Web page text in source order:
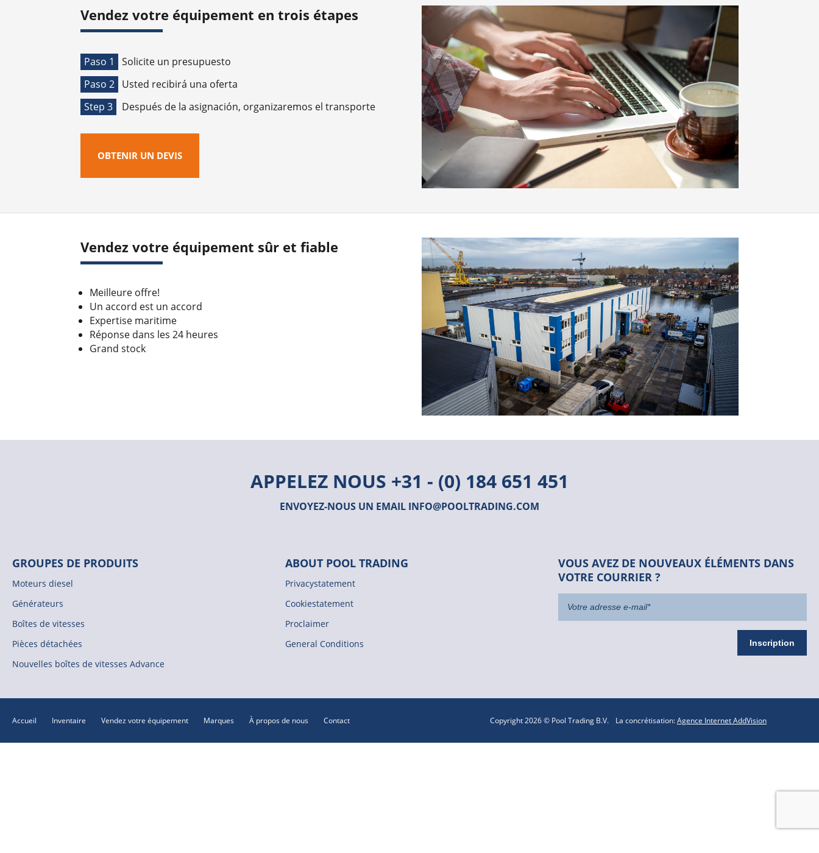
Vendez votre équipement en trois étapes
Paso 1
Solicite un presupuesto
Paso 2 Usted recibirá una oferta
Step 3
Después de la asignación, organizaremos el transporte
OBTENIR UN DEVIS
Vendez votre équipement sûr et fiable
Meilleure offre!
Un accord est un accord
Expertise maritime
Réponse dans les 24 heures
Grand stock
APPELEZ NOUS +31 - (0) 184 651 451
ENVOYEZ-NOUS UN EMAIL INFO@POOLTRADING.COM
GROUPES DE PRODUITS
Moteurs diesel
Générateurs
Boîtes de vitesses
Pièces détachées
Nouvelles boîtes de vitesses Advance
ABOUT POOL TRADING
Privacystatement
Cookiestatement
Proclaimer
General Conditions
VOUS AVEZ DE NOUVEAUX ÉLÉMENTS DANS
VOTRE COURRIER ?
Accueil Inventaire Vendez votre équipement Marques À propos de nous Contact Copyright 2026 © Pool Trading B.V. La concrétisation:Agence Internet AddVision